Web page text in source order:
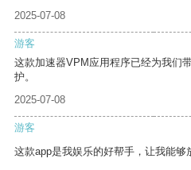
2025-07-08
游客
这款加速器VPM应用程序已经为我们
护。
2025-07-08
游客
这款app是我娱乐的好帮手，让我能够